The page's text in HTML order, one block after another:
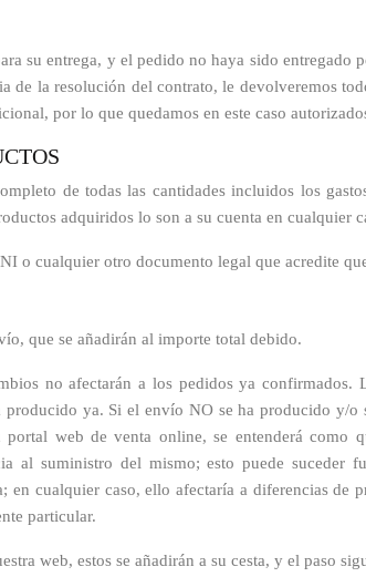
su entrega, y el pedido no haya sido entregado
de la resolución del contrato, le devolveremos
por lo que quedamos en este caso
de todas las cantidades incluidos los
adquiridos lo son a su cuenta en cualquier
o cualquier otro documento legal que acredite
que se añadirán al importe total debido.
no afectarán a los pedidos ya
ya. Si el envío NO se ha producido y/
web de venta online, se entenderá como
suministro del mismo; esto puede suceder
cualquier caso, ello afectaría a diferencias de
particular.
web, estos se añadirán a su cesta, y el paso